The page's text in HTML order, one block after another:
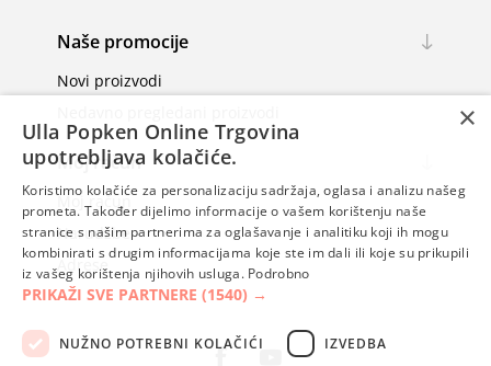
Naše promocije
Novi proizvodi
Moj račun
Moj račun
Narudžbe
Adrese
×
Ulla Popken Online Trgovina
upotrebljava kolačiće.
Koristimo kolačiće za personalizaciju sadržaja, oglasa i analizu našeg
prometa. Također dijelimo informacije o vašem korištenju naše
stranice s našim partnerima za oglašavanje i analitiku koji ih mogu
kombinirati s drugim informacijama koje ste im dali ili koje su prikupili
iz vašeg korištenja njihovih usluga. Podrobno
PRIKAŽI SVE PARTNERE (1540) →
NUŽNO POTREBNI KOLAČIĆI IZVEDBA